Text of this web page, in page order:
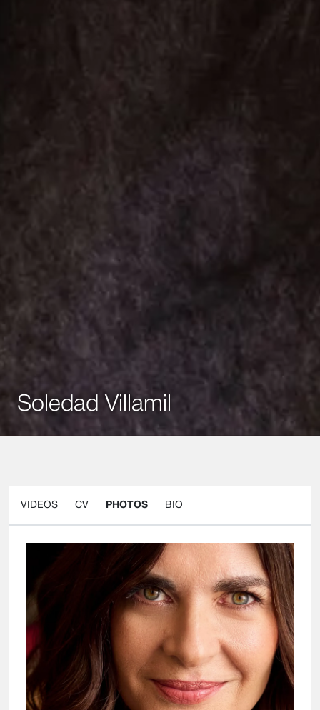
Soledad Villamil
VIDEOS CV PHOTOS BIO